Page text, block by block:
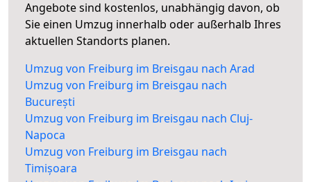
Angebote sind kostenlos, unabhängig davon, ob
Sie einen Umzug innerhalb oder außerhalb Ihres
aktuellen Standorts planen.
Umzug von Freiburg im Breisgau nach Arad
Umzug von Freiburg im Breisgau nach
București
Umzug von Freiburg im Breisgau nach Cluj-
Napoca
Umzug von Freiburg im Breisgau nach
Timișoara